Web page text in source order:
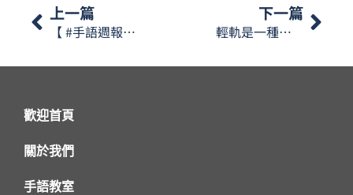
上一篇
【 #手語週報】2025年11月22日-28日🎬
下一篇
輕軌是一種低碳綠色的交通運輸工具，主要在城市高架軌道或地面專用道上行駛。那麼『輕軌』澳門手語怎樣表達呢？…【星期一手語】
歡迎首頁
關於我們
手語教室